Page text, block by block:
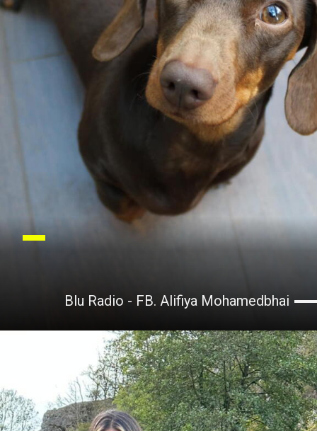
Blu Radio - FB. Alifiya Mohamedbhai